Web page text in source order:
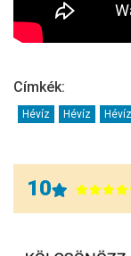
Címkék:
Hévíz Hévíz
10